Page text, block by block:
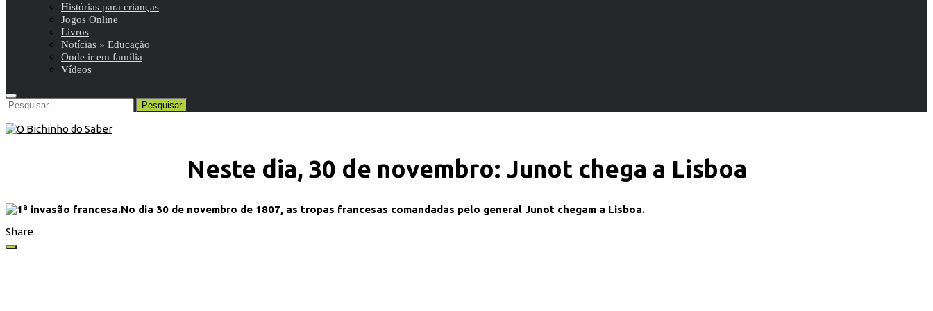
Histórias para crianças
Jogos Online
Livros
Notícias » Educação
Onde ir em família
Vídeos
Pesquisar
por:
Neste dia, 30 de novembro: Junot chega a Lisboa
No dia 30 de novembro de 1807, as tropas francesas comandadas pelo general Junot chegam a Lisboa.
Share